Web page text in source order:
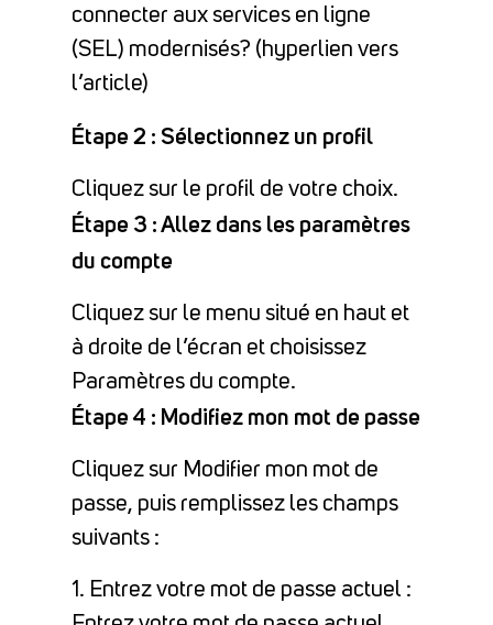
connecter aux services en ligne
(SEL) modernisés? (hyperlien vers
l’article)
Étape 2 : Sélectionnez un profil
Cliquez sur le profil de votre choix.
Étape 3 : Allez dans les paramètres
du compte
Cliquez sur le menu situé en haut et
à droite de l’écran et choisissez
Paramètres du compte.
Étape 4 : Modifiez mon mot de passe
Cliquez sur Modifier mon mot de
passe, puis remplissez les champs
suivants :
1. Entrez votre mot de passe actuel :